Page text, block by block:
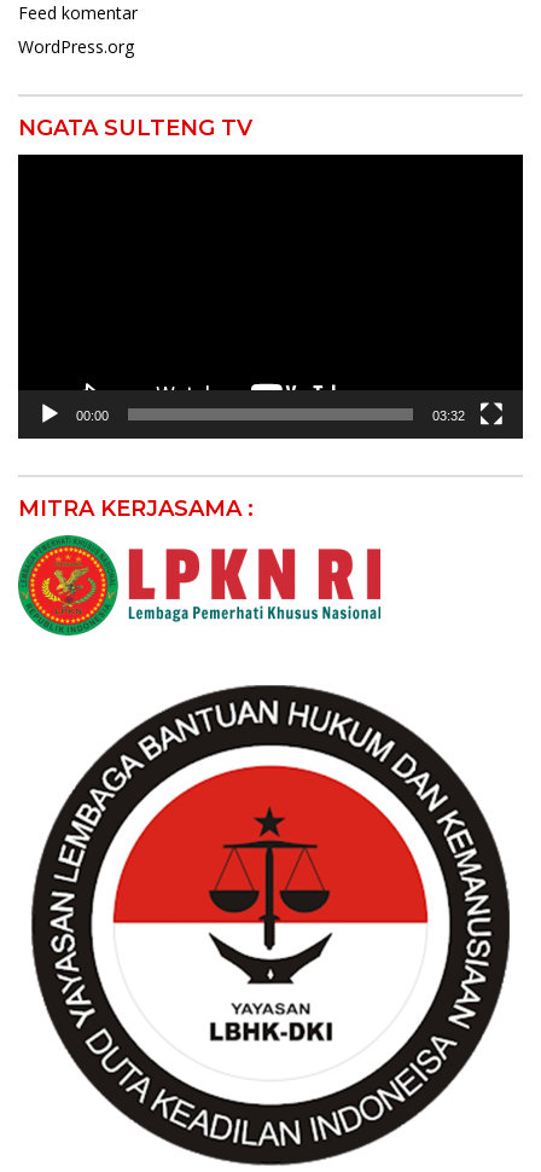
Feed komentar
WordPress.org
NGATA SULTENG TV
00:00 03:32
MITRA KERJASAMA :